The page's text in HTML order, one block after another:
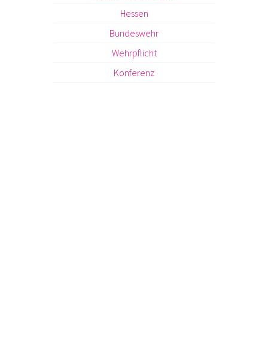
Hessen
Bundeswehr
Wehrpflicht
Konferenz